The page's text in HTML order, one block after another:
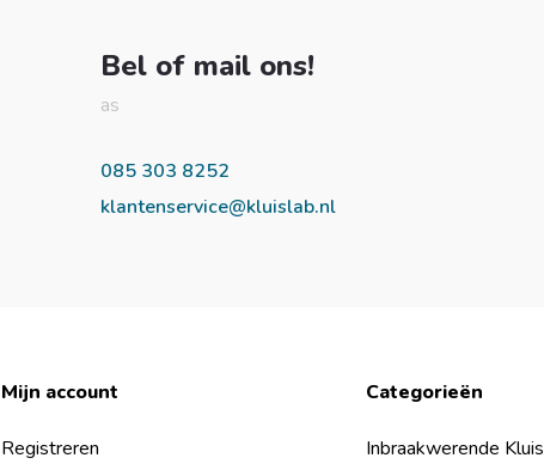
Bel of mail ons!
as
085 303 8252
klantenservice@kluislab.nl
Mijn account
Registreren
Categorieën
Inbraakwerende Kluis